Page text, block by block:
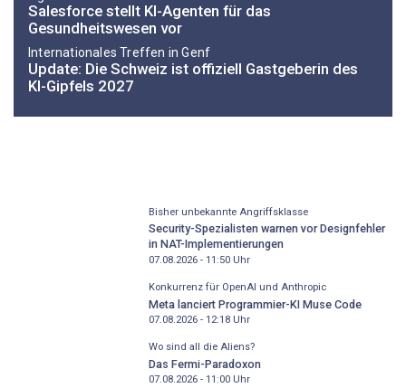
Salesforce stellt KI-Agenten für das
Gesundheitswesen vor
Internationales Treffen in Genf
Update: Die Schweiz ist offiziell Gastgeberin des
KI-Gipfels 2027
Bisher unbekannte Angriffsklasse
Security-Spezialisten warnen vor Designfehler
in NAT-Implementierungen
07.08.2026 - 11:50Uhr
Konkurrenz für OpenAI und Anthropic
Meta lanciert Programmier-KI Muse Code
07.08.2026 - 12:18Uhr
Wo sind all die Aliens?
Das Fermi-Paradoxon
07.08.2026 - 11:00Uhr